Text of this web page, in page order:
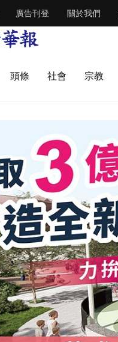
廣告刊登 關於我們
頭條 社會 宗教